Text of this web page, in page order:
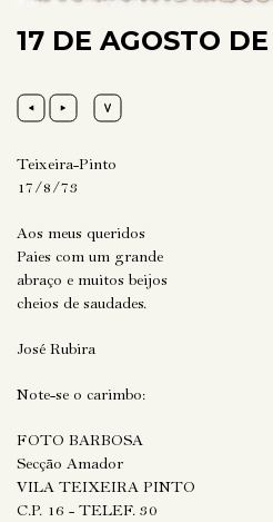
17 DE AGOSTO
Teixeira-Pinto
17/8/73
Aos meus queridos
Paies com um grande
abraço e muitos beijos
cheios de saudades.
José Rubira
Note-se o carimbo:
FOTO BARBOSA
Secção Amador
VILA TEIXEIRA PINTO
C.P. 16 - TELEF. 30